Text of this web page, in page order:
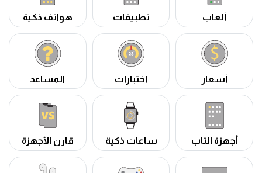
ألعاب تطبيقات هواتف ذكية
أسعار اختبارات المساعد
أجهزة التاب ساعات ذكية قارن الأجهزة